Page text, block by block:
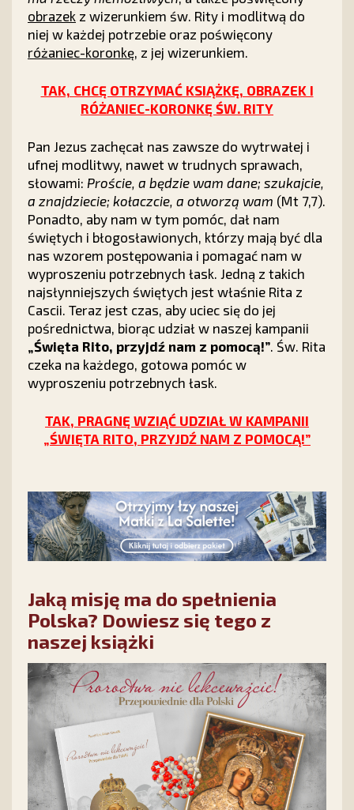
obrazek z wizerunkiem św. Rity i modlitwą do
niej w każdej potrzebie oraz poświęcony
różaniec-koronkę , z jej wizerunkiem.
TAK, CHCĘ OTRZYMAĆ KSIĄŻKĘ, OBRAZEK I
RÓŻANIEC-KORONKĘ ŚW. RITY
Pan Jezus zachęcał nas zawsze do wytrwałej i
ufnej modlitwy, nawet w trudnych sprawach,
słowami: Proście, a będzie wam dane; szukajcie,
a znajdziecie; kołaczcie, a otworzą wam (Mt 7,7).
Ponadto, aby nam w tym pomóc, dał nam
świętych i błogosławionych, którzy mają być dla
nas wzorem postępowania i pomagać nam w
wyproszeniu potrzebnych łask. Jedną z takich
najsłynniejszych świętych jest właśnie Rita z
Cascii. Teraz jest czas, aby uciec się do jej
pośrednictwa, biorąc udział w naszej kampanii
„Święta Rito, przyjdź nam z pomocą!” . Św. Rita
czeka na każdego, gotowa pomóc w
wyproszeniu potrzebnych łask.
TAK, PRAGNĘ WZIĄĆ UDZIAŁ W KAMPANII
„ŚWIĘTA RITO, PRZYJDŹ NAM Z POMOCĄ!”
Jaką misję ma do spełnienia
Polska? Dowiesz się tego z
naszej książki